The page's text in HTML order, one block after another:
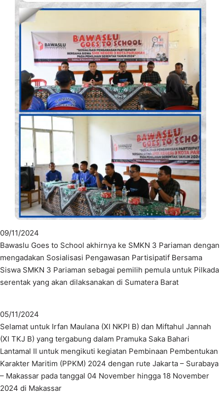
09/11/2024
Bawaslu Goes to School akhirnya ke SMKN 3 Pariaman dengan
mengadakan Sosialisasi Pengawasan Partisipatif Bersama
Siswa SMKN 3 Pariaman sebagai pemilih pemula untuk Pilkada
serentak yang akan dilaksanakan di Sumatera Barat
05/11/2024
Selamat untuk Irfan Maulana (XI NKPI B) dan Miftahul Jannah
(XI TKJ B) yang tergabung dalam Pramuka Saka Bahari
Lantamal II untuk mengikuti kegiatan Pembinaan Pembentukan
Karakter Maritim (PPKM) 2024 dengan rute Jakarta – Surabaya
– Makassar pada tanggal 04 November hingga 18 November
2024 di Makassar